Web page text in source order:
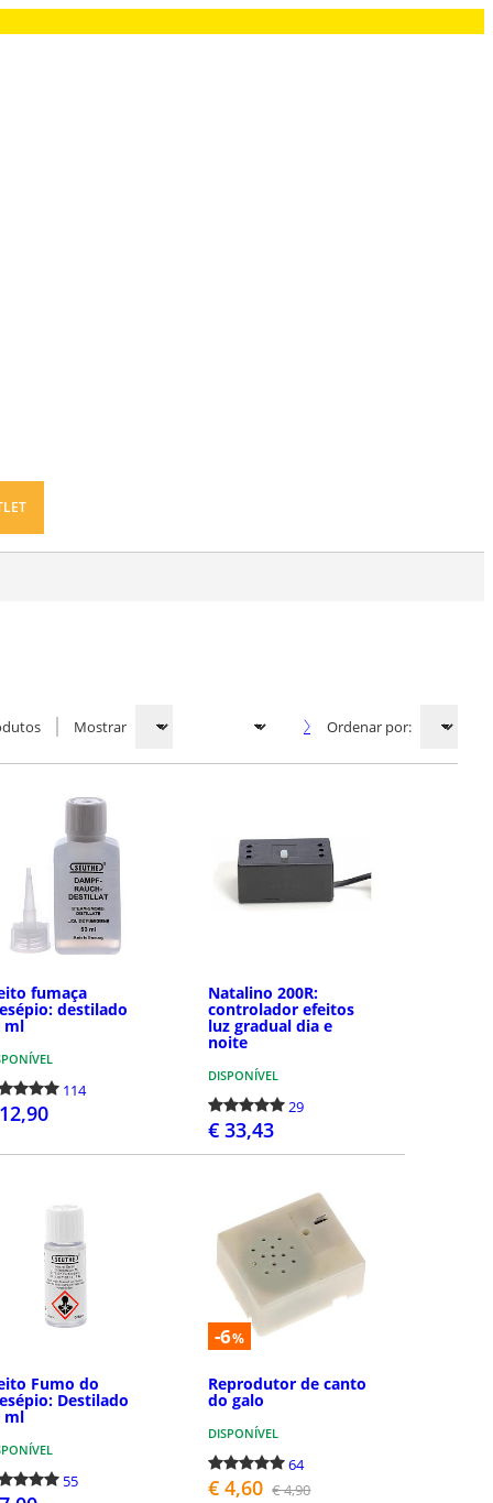
Mostrar Ordenar por:
fumaça
destilado
ml
114
Natalino 200R:
controlador efeitos
luz gradual dia e
noite
DISPONÍVEL
29
€ 33,43
Fumo do
Destilado
ml
55
-6%
Reprodutor de canto
do galo
DISPONÍVEL
64
€ 4,60 € 4,90